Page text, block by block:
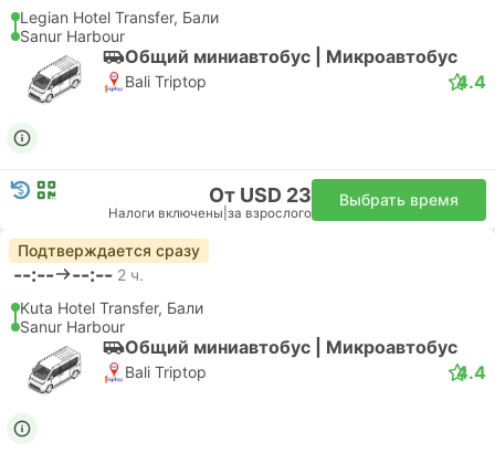
Legian Hotel Transfer, Бали
Sanur Harbour
Общий миниавтобус | Микроавтобус
Bali Triptop 4.4
От USD 23
Налоги включены за взрослого
Выбрать время
Подтверждается сразу
--:-- --:-- 2 ч.
Kuta Hotel Transfer, Бали
Sanur Harbour
Общий миниавтобус | Микроавтобус
Bali Triptop 4.4